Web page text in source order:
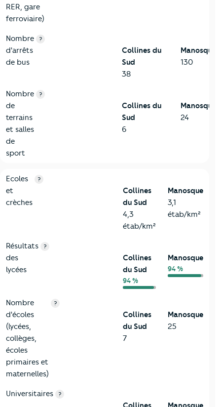
RER, gare
ferroviaire)
Nombre
d'arrêts
de bus
?
Collines du
Sud
38
Manosque
130
Nombre
de
terrains
et salles
de
sport
?
Collines du
Sud
6
Manosque
24
4-Education
Critères
Ecoles
et
crèches
?
Collines
du Sud
4,3
étab/km²
Manosque
3,1
étab/km²
Résultats
des
lycées
?
Collines
du Sud
94 %
Manosque
94 %
Nombre
d'écoles
(lycées,
collèges,
écoles
primaires et
maternelles)
?
Collines
du Sud
7
Manosque
25
Universitaires ?